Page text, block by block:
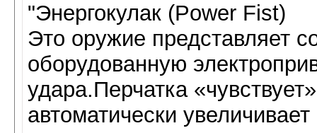
"Энергокулак (Power Fist)
Это оружие представляет
оборудованную
удара.Перчатка
автоматически увеличивает